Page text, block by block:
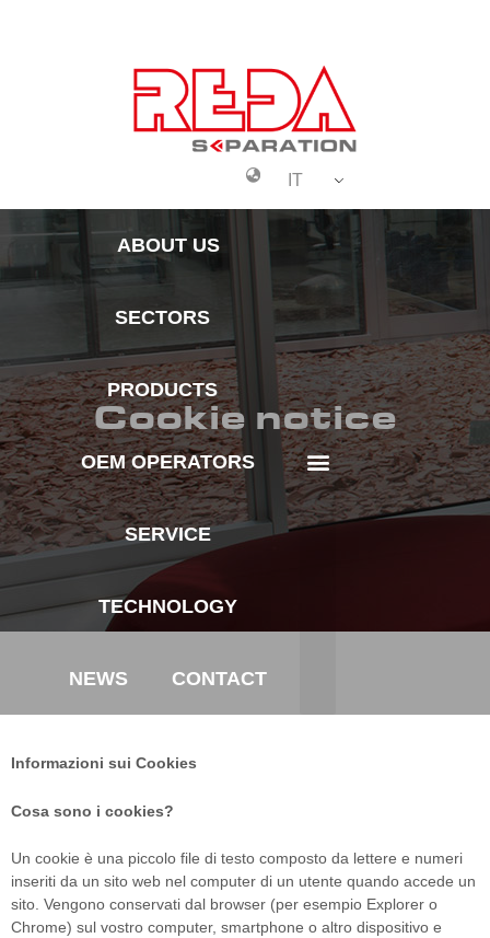
IT
ABOUT US
SECTORS
PRODUCTS
OEM OPERATORS
SERVICE
TECHNOLOGY
NEWS CONTACT
Cookie notice
Informazioni sui Cookies
Cosa sono i cookies?
Un cookie è una piccolo file di testo composto da lettere e numeri
inseriti da un sito web nel computer di un utente quando accede un
sito. Vengono conservati dal browser (per esempio Explorer o
Chrome) sul vostro computer, smartphone o altro dispositivo e